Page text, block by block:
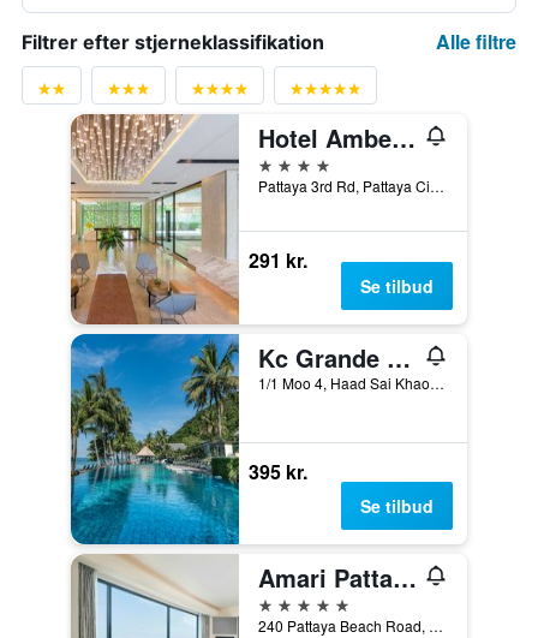
Filtrer efter stjerneklassifikation Alle filtre
Hotel Amber Pattaya
4 stjerner
Pattaya 3rd Rd, Pattaya City, Bang Lamung District, 399/9-10 7, Bang Lamung, Thailand
291 kr.
Se tilbud
Kc Grande Resort Koh Chang
1/1 Moo 4, Haad Sai Khao, Ko Chang, Thailand
395 kr.
Se tilbud
Amari Pattaya
5 stjerner
240 Pattaya Beach Road, Pattaya, Thailand